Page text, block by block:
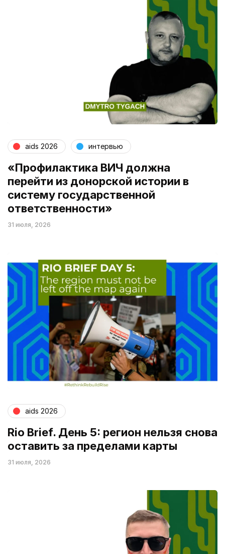
aids 2026 интервью
«Профилактика ВИЧ должна
перейти из донорской истории в
систему государственной
ответственности»
31 июля, 2026
aids 2026
Rio Brief. День 5: регион нельзя снова
оставить за пределами карты
31 июля, 2026